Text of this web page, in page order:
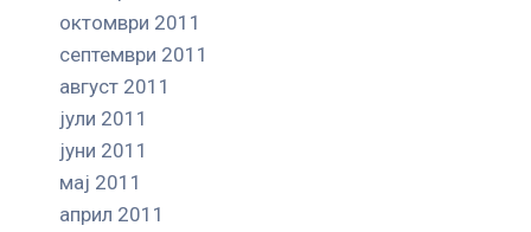
октомври 2011
септември 2011
август 2011
јули 2011
јуни 2011
мај 2011
април 2011